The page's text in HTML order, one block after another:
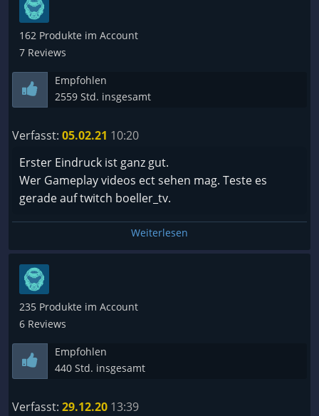
162 Produkte im Account
7 Reviews
Empfohlen
2559 Std. insgesamt
Verfasst: 05.02.21 10:20
Erster Eindruck ist ganz gut.
Wer Gameplay videos ect sehen mag. Teste es
gerade auf twitch boeller_tv.
Weiterlesen
235 Produkte im Account
6 Reviews
Empfohlen
440 Std. insgesamt
Verfasst: 29.12.20 13:39